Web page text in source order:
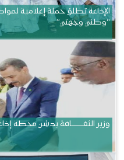
الإذاعة تطلق حملة إعلامية
“وطني وجهتي”
وزير الثقــــــــــافة يدشن محطة